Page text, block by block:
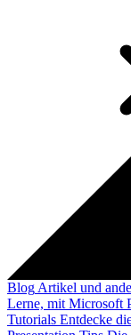
Blog Artikel und
Lerne, mit Microsoft
Tutorials Entdecke